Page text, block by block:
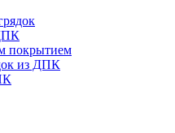
покрытием
из ДПК